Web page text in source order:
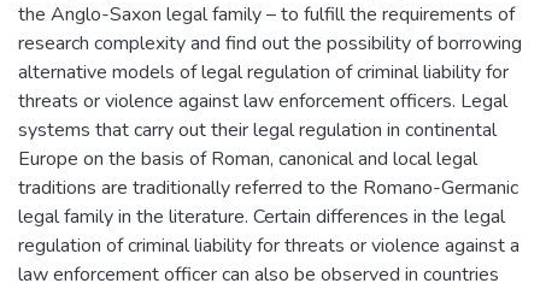
the Anglo-Saxon legal family – to fulfill the requirements of
research complexity and find out the possibility of borrowing
alternative models of legal regulation of criminal liability for
threats or violence against law enforcement officers. Legal
systems that carry out their legal regulation in continental
Europe on the basis of Roman, canonical and local legal
traditions are traditionally referred to the Romano-Germanic
legal family in the literature. Certain differences in the legal
regulation of criminal liability for threats or violence against a
law enforcement officer can also be observed in countries